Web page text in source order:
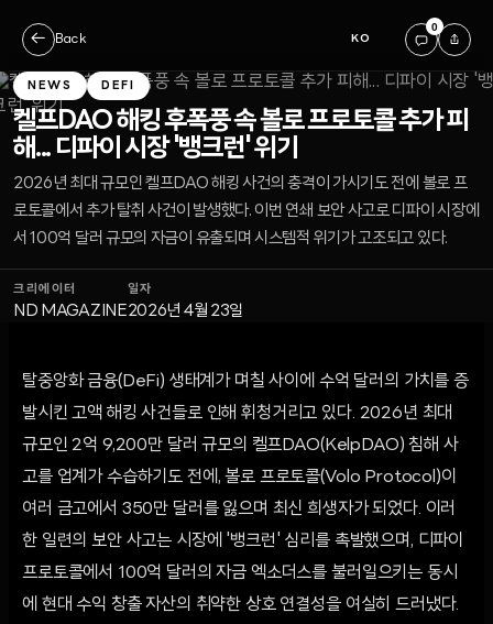
← Back KO
0
NEWS DEFI
켈프DAO 해킹 후폭풍 속 볼로 프로토콜 추가 피
해... 디파이 시장 '뱅크런' 위기
2026년 최대 규모인 켈프DAO 해킹 사건의 충격이 가시기도 전에 볼로 프
로토콜에서 추가 탈취 사건이 발생했다. 이번 연쇄 보안 사고로 디파이 시장에
서 100억 달러 규모의 자금이 유출되며 시스템적 위기가 고조되고 있다.
크리에이터
ND MAGAZINE
일자
2026년 4월 23일
탈중앙화 금융(DeFi) 생태계가 며칠 사이에 수억 달러의 가치를 증
발시킨 고액 해킹 사건들로 인해 휘청거리고 있다. 2026년 최대
규모인 2억 9,200만 달러 규모의 켈프DAO(KelpDAO) 침해 사
고를 업계가 수습하기도 전에, 볼로 프로토콜(Volo Protocol)이
여러 금고에서 350만 달러를 잃으며 최신 희생자가 되었다. 이러
한 일련의 보안 사고는 시장에 '뱅크런' 심리를 촉발했으며, 디파이
프로토콜에서 100억 달러의 자금 엑소더스를 불러일으키는 동시
에 현대 수익 창출 자산의 취약한 상호 연결성을 여실히 드러냈다.